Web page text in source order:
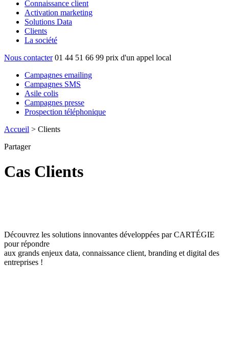
Connaissance client
Activation marketing
Solutions Data
Clients
La société
Nous contacter 01 44 51 66 99 prix d'un appel local
Campagnes emailing
Campagnes SMS
Asile colis
Campagnes presse
Prospection téléphonique
Accueil > Clients
Partager
Cas Clients
Découvrez les solutions innovantes développées par CARTÉGIE
pour répondre
aux grands enjeux data, connaissance client, branding et digital des
entreprises !